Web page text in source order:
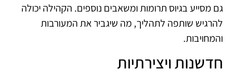
גם מסייע בגיוס תרומות ומשאבים נוספים. הקהילה יכולה
להרגיש שותפה לתהליך, מה שיגביר את המעורבות
והמחויבות.
חדשנות ויצירתיות